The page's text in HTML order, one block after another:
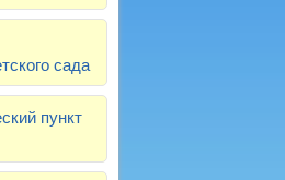
сада
пункт